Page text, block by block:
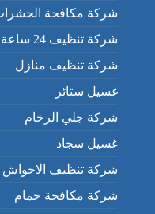
شركة مكافحة
شركة تنظيف 24 ساعة
شركة تنظيف منازل
غسيل ستائر
شركة جلي الرخام
غسيل سجاد
شركة تنظيف الاحواش
شركة مكافحة حمام